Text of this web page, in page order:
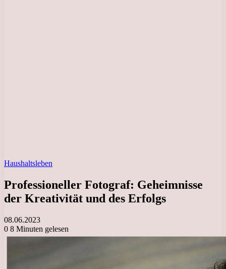
Haushaltsleben
Professioneller Fotograf: Geheimnisse
der Kreativität und des Erfolgs
08.06.2023
0 8 Minuten gelesen